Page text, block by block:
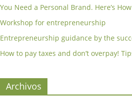
You Need a Personal Brand. Here’s
Workshop for entrepreneurship
Entrepreneurship guidance by the
How to pay taxes and don’t overpay!
Archivos